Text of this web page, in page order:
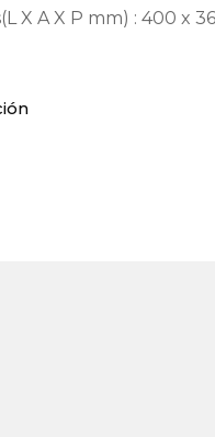
X A X P mm) : 400 x